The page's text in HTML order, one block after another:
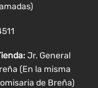
Jr. General
(En la misma
de Breña)